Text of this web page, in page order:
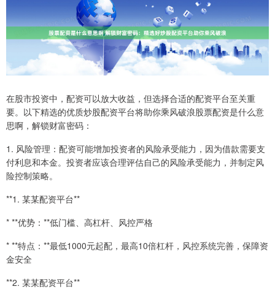
在股市投资中，配资可以放大收益，但选择合适的配资平台至关重
要。以下精选的优质炒股配资平台将助你乘风破浪股票配资是什么意
思啊，解锁财富密码：
1. 风险管理：配资可能增加投资者的风险承受能力，因为借款需要支
付利息和本金。投资者应该合理评估自己的风险承受能力，并制定风
险控制策略。
**1. 某某配资平台**
* **优势：**低门槛、高杠杆、风控严格
* **特点：**最低1000元起配，最高10倍杠杆，风控系统完善，保障资
金安全
**2. 某某配资平台**